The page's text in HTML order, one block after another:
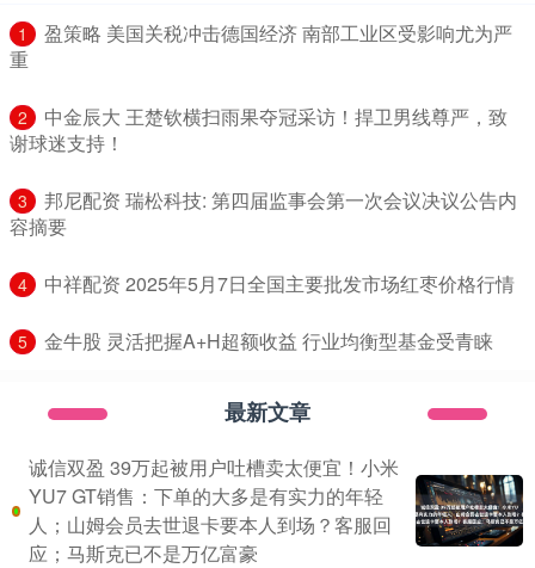
1
​盈策略 美国关税冲击德国经济 南部工业区受影响尤为严
重
2
​中金辰大 王楚钦横扫雨果夺冠采访！捍卫男线尊严，致
谢球迷支持！
3
​邦尼配资 瑞松科技: 第四届监事会第一次会议决议公告内
容摘要
4 ​中祥配资 2025年5月7日全国主要批发市场红枣价格行情
5 ​金牛股 灵活把握A+H超额收益 行业均衡型基金受青睐
最新文章
诚信双盈 39万起被用户吐槽卖太便宜！小米
YU7 GT销售：下单的大多是有实力的年轻
人；山姆会员去世退卡要本人到场？客服回
应；马斯克已不是万亿富豪